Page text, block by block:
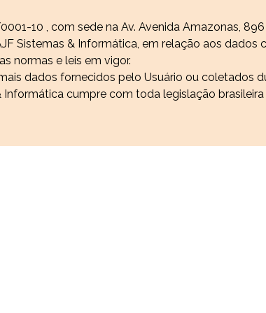
10 , com sede na Av. Avenida Amazonas,
Sistemas & Informática, em relação aos
normas e leis em vigor.
dados fornecidos pelo Usuário ou coletados
cumpre com toda legislação